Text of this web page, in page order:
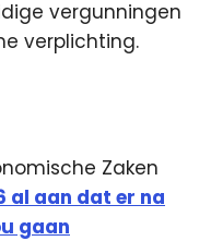
vergunningen
verplichting.
Zaken
al aan dat er na
gaan